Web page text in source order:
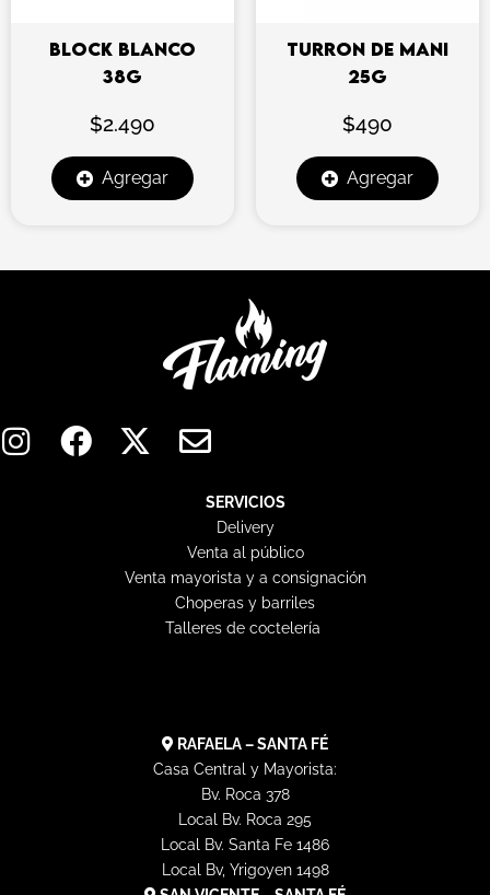
BLOCK BLANCO
38G
$2.490
Agregar
TURRON DE MANI
25G
$490
Agregar
n
a
-
t
n
e
l
o
p
e
SERVICIOS
Delivery
Venta al público
Venta mayorista y a consignación
Choperas y barriles
Talleres de coctelería
RAFAELA – SANTA FÉ
Casa Central y Mayorista:
Bv. Roca 378
Local Bv. Roca 295
Local Bv. Santa Fe 1486
Local Bv, Yrigoyen 1498